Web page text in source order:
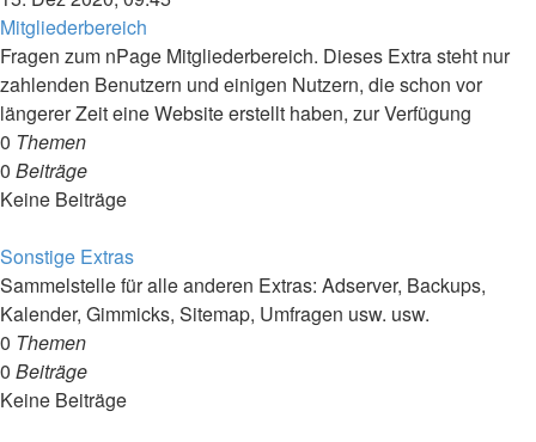
Mitgliederbereich
Fragen zum nPage Mitgliederbereich. Dieses Extra steht nur
zahlenden Benutzern und einigen Nutzern, die schon vor
längerer Zeit eine Website erstellt haben, zur Verfügung
0 Themen
0 Beiträge
Keine Beiträge
Sonstige Extras
Sammelstelle für alle anderen Extras: Adserver, Backups,
Kalender, Gimmicks, Sitemap, Umfragen usw. usw.
0 Themen
0 Beiträge
Keine Beiträge